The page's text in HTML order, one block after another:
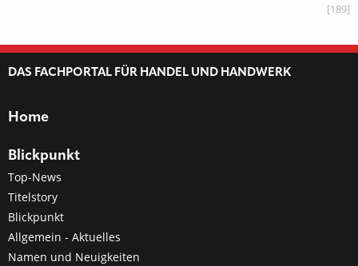
[189]
DAS FACHPORTAL FÜR HANDEL UND HANDWERK
Home
Blickpunkt
Top-News
Titelstory
Blickpunkt
Allgemein - Aktuelles
Namen und Neuigkeiten